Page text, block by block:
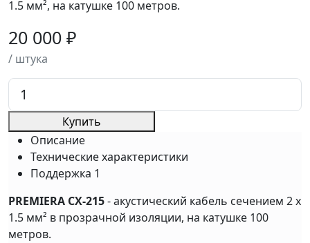
1.5 мм², на катушке 100 метров.
20 000 ₽
/ штука
Купить
Описание
Технические характеристики
Поддержка 1
PREMIERA CX-215- акустический кабель сечением 2 x
1.5 мм² в прозрачной изоляции, на катушке 100
метров.